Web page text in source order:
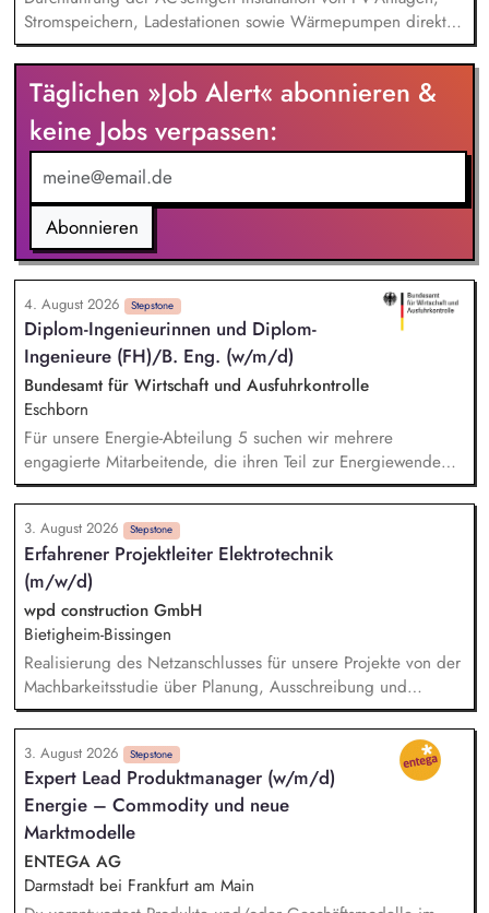
Ladeinfrastruktur mit
Stromspeichern, Ladestationen sowie Wärmepumpen direkt
beim Kunden vor Ort. Sicherstellung der fachgerechten
Inbetriebnahme der Anlagen und aller dazugehörigen
Komponenten. Verantwortung für das Ausfüllen und
Einreichen relevanter Messprotokolle sowie
Abnahmedokumente in Abstimmung mit dem Kunden.
Fehlerbehebung, Wartung und Instandsetzung bereits
installierter Systeme, um einen reibungslosen Betrieb
sicherzustellen.
Täglichen »Job Alert« abonnieren &
keine Jobs verpassen:
Abonnieren
4. August 2026 Stepstone
Diplom-Ingenieurinnen und Diplom-
Ingenieure (FH)/​B. Eng. (w/m/d)
Bundesamt für Wirtschaft und Ausfuhrkontrolle
Eschborn
Für unsere Energie-Abteilung 5 suchen wir mehrere
engagierte Mitarbeitende, die ihren Teil zur Energiewende
beitragen möchten und Spaß an den Themen Wärmenetze
und Energieberatung sowie den damit einhergehenden
Technologien mitbringen. Ihre Tätigkeit umfasst vor allem die
technische Sachbearbeitung entweder in der
Bundesförderung für Effiziente Wärmenetze oder einen
Einsatz im Bereich Energieberatung Wohngebäude und
Nichtwohngebäude. Sie werden in Ihren Teams technische
und verwaltungsrechtliche Fragestellungen lösen, komplexe
technische Sachverhalte mit Fachleuten und Laien
besprechen, die Korrespondenz mit Antragstellern und
Energieberatern übernehmen und den Ausbau von
Wärmenetzen in Deutschland voranbringen.
3. August 2026 Stepstone
Erfahrener Projektleiter Elektrotechnik
(m/w/d)
wpd construction GmbH
Bietigheim-Bissingen
Realisierung des Netzanschlusses für unsere Projekte von der
Machbarkeitsstudie über Planung, Ausschreibung und
Vergabe, die Bauleitung und -koordination bis zur Abnahme
der Leistungen und deren Übergabe an den Investor.
Technische Verhandlungen mit den Netzbetreibern zum
Netzanschluss und Sicherstellung der geltenden
Anschlussbedingungen und Vorschriften. Ansprechpartner:in
für alle Fragen rund um die elektrische Infrastruktur
(Umspannwerke, Kabeltrassen, Freileitungen) sowie
Netzanschlüsse. Abstimmung und Koordination mit internen
Fachabteilungen sowie externen Stakeholdern
3. August 2026 Stepstone
Expert Lead Produktmanager (w/m/d)
Energie – Commodity und neue
Marktmodelle
ENTEGA AG
Darmstadt bei Frankfurt am Main